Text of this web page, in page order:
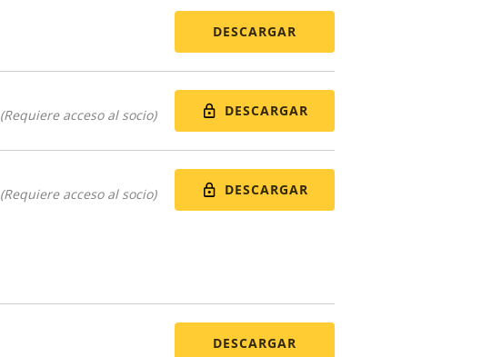
DESCARGAR
(Requiere acceso al socio) DESCARGAR
(Requiere acceso al socio) DESCARGAR
DESCARGAR